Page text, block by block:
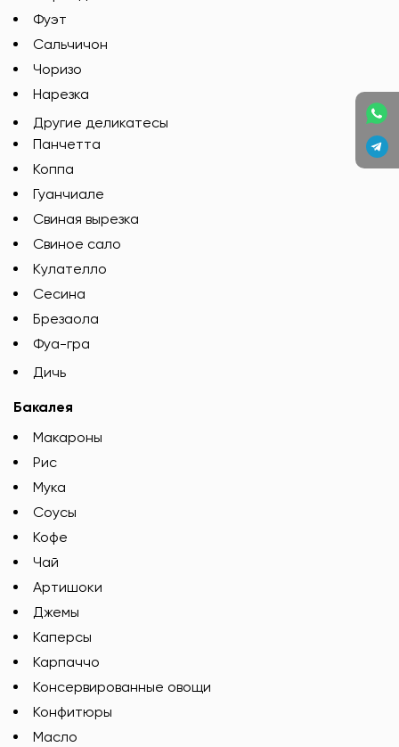
Фуэт
Сальчичон
Чоризо
Нарезка
Другие деликатесы
Панчетта
Коппа
Гуанчиале
Свиная вырезка
Свиное сало
Кулателло
Сесина
Брезаола
Фуа-гра
Дичь
Бакалея
Макароны
Рис
Мука
Соусы
Кофе
Чай
Артишоки
Джемы
Каперсы
Карпаччо
Консервированные овощи
Конфитюры
Масло